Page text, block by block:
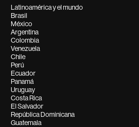
Latinoamérica y el mundo
Brasil
México
Argentina
Colombia
Venezuela
Chile
Perú
Ecuador
Panamá
Uruguay
Costa Rica
El Salvador
República Dominicana
Guatemala